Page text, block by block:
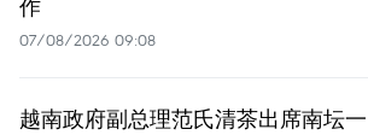
作
07/08/2026 09:08
越南政府副总理范氏清茶出席南坛一